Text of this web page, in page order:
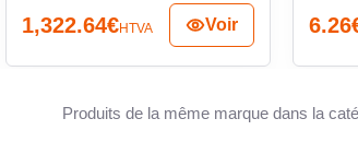
1,322.64€HTVA Voir 6.26
Produits de la même marque dans la